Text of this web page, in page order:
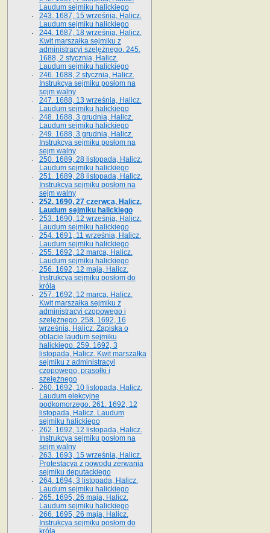
Laudum sejmiku halickiego
243. 1687, 15 września, Halicz.
Laudum sejmiku halickiego
244. 1687, 18 września, Halicz.
Kwit marszałka sejmiku z
administracyi szelężnego. 245.
1688, 2 stycznia, Halicz.
Laudum sejmiku halickiego
246. 1688, 2 stycznia, Halicz.
Instrukcya sejmiku posłom na
sejm walny
247. 1688, 13 września, Halicz.
Laudum sejmiku halickiego
248. 1688, 3 grudnia, Halicz.
Laudum sejmiku halickiego
249. 1688, 3 grudnia, Halicz.
Instrukcya sejmiku posłom na
sejm walny
250. 1689, 28 listopada, Halicz.
Laudum sejmiku halickiego
251. 1689, 28 listopada, Halicz.
Instrukcya sejmiku posłom na
sejm walny
252. 1690, 27 czerwca, Halicz.
Laudum sejmiku halickiego
253. 1690, 12 września, Halicz.
Laudum sejmiku halickiego
254. 1691, 11 września, Halicz.
Laudum sejmiku halickiego
255. 1692, 12 marca, Halicz.
Laudum sejmiku halickiego
256. 1692, 12 maja, Halicz.
Instrukcya sejmiku posłom do
króla
257. 1692, 12 marca, Halicz.
Kwit marszałka sejmiku z
administracyi czopowego i
szelężnego. 258. 1692, 16
września, Halicz. Zapiska o
oblacie laudum sejmiku
halickiego. 259. 1692, 3
listopada, Halicz. Kwit marszałka
sejmiku z administracyi
czopowego, prasołki i
szelężnego
260. 1692, 10 listopada, Halicz.
Laudum elekcyjne
podkomorzego. 261. 1692, 12
listopada, Halicz. Laudum
sejmiku halickiego
262. 1692, 12 listopada, Halicz.
Instrukcya sejmiku posłom na
sejm walny
263. 1693, 15 września, Halicz.
Protestacya z powodu zerwania
sejmiku deputackiego
264. 1694, 3 listopada, Halicz.
Laudum sejmiku halickiego
265. 1695, 26 maja, Halicz.
Laudum sejmiku halickiego
266. 1695, 26 maja, Halicz.
Instrukcya sejmiku posłom do
króla